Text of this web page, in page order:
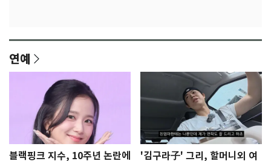
연예
블랙핑크 지수, 10주년 논란에
'김구라子' 그리, 할머니외 여